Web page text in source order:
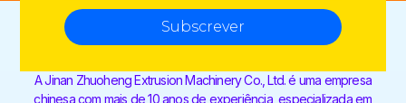
Subscrever
A Jinan Zhuoheng Extrusion Machinery Co., Ltd. é uma empresa
chinesa com mais de 10 anos de experiência, especializada em